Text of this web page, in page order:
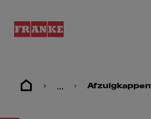
... Afzuigkappen